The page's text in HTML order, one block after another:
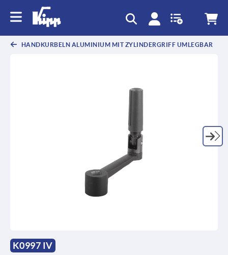
HANDKURBELN ALUMINIUM MIT ZYLINDERGRIFF UMLEGBAR
K0997 IV